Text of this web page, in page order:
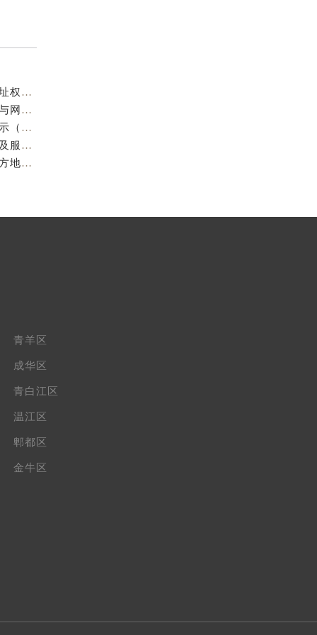
成都欧米茄官方售后服务中心｜服务热线及全部官方地址权威信息公示（2026年7月最新）
亲身到店探访成都欧米茄官方售后服务中心｜最新电话与网点地址（2026年7月最新）
成都欧米茄维修保养地址电话专业售后服务中心权威公示（2026年7月最新）
亲身到店探访成都欧米茄官方售后服务中心｜最新地址及服务热线（2026年7月最新）
成都欧米茄官方售后服务中心｜最新服务电话及全部官方地址权威信息公示（2026年7月最新）
青羊区
成华区
青白江区
温江区
郫都区
金牛区